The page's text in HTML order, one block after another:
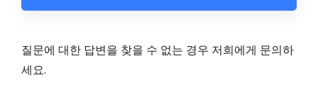
질문에 대한 답변을 찾을 수 없는 경우 저희에게 문의하
세요.